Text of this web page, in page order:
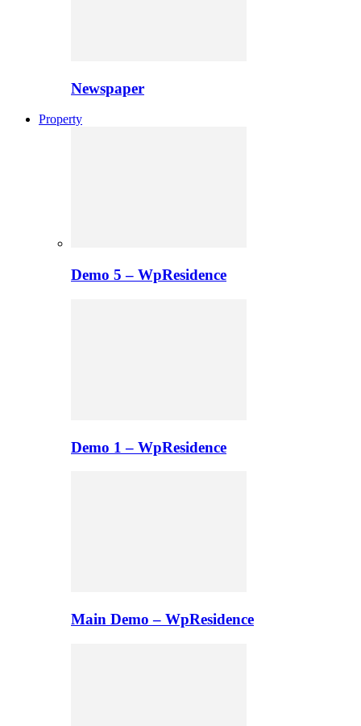
Newspaper
Property
Demo 5 – WpResidence
Demo 1 – WpResidence
Main Demo – WpResidence